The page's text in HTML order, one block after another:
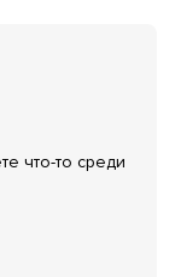
что-то среди